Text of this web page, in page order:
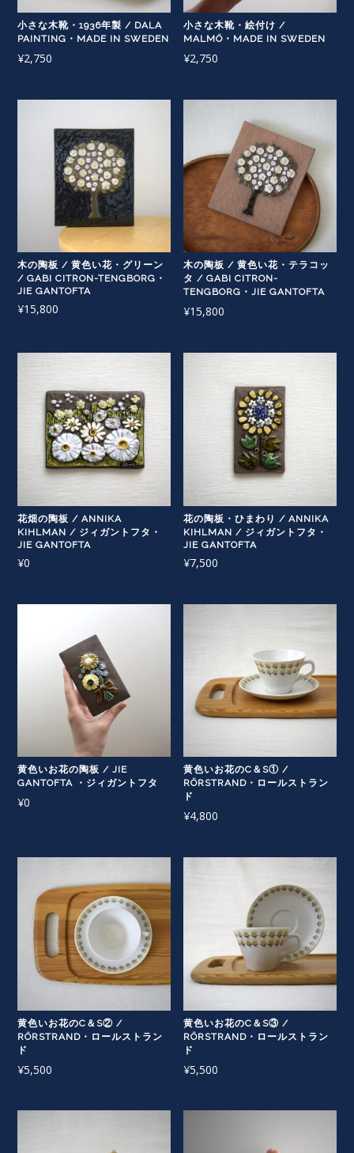
小さな木靴・1936年製 / DALA
PAINTING・MADE IN SWEDEN
¥2,750
小さな木靴・絵付け /
MALMÖ・MADE IN SWEDEN
¥2,750
木の陶板 / 黄色い花・グリーン
/ GABI CITRON-TENGBORG・
JIE GANTOFTA
¥15,800
木の陶板 / 黄色い花・テラコッ
タ / GABI CITRON-
TENGBORG・JIE GANTOFTA
¥15,800
花畑の陶板 / ANNIKA
KIHLMAN / ジィガントフタ・
JIE GANTOFTA
¥0
花の陶板・ひまわり / ANNIKA
KIHLMAN / ジィガントフタ・
JIE GANTOFTA
¥7,500
黄色いお花の陶板 / JIE
GANTOFTA ・ジィガントフタ
¥0
黄色いお花のC＆S① /
RÖRSTRAND・ロールストラン
ド
¥4,800
黄色いお花のC＆S② /
RÖRSTRAND・ロールストラン
ド
¥5,500
黄色いお花のC＆S③ /
RÖRSTRAND・ロールストラン
ド
¥5,500